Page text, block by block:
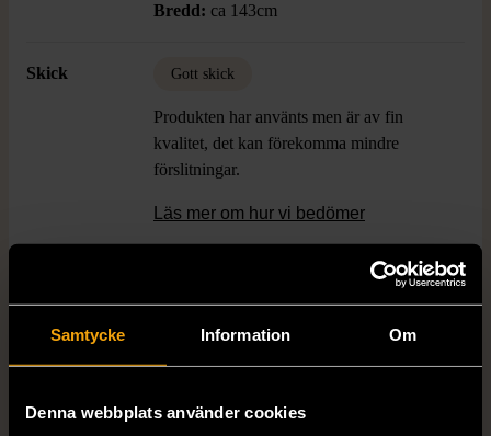
Samtycke Information Om
Denna webbplats använder cookies
Bredd: ca 143cm
Skick Gott skick
Produkten har använts men är av fin
kvalitet, det kan förekomma mindre
förslitningar.
Läs mer om hur vi bedömer
Längd: ca 254cm, Bredd: ca 143cm
Färg